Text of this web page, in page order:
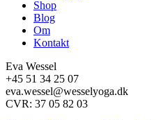
Shop
Blog
Om
Kontakt
Eva Wessel
+45 51 34 25 07
eva.wessel@wesselyoga.dk
CVR: 37 05 82 03